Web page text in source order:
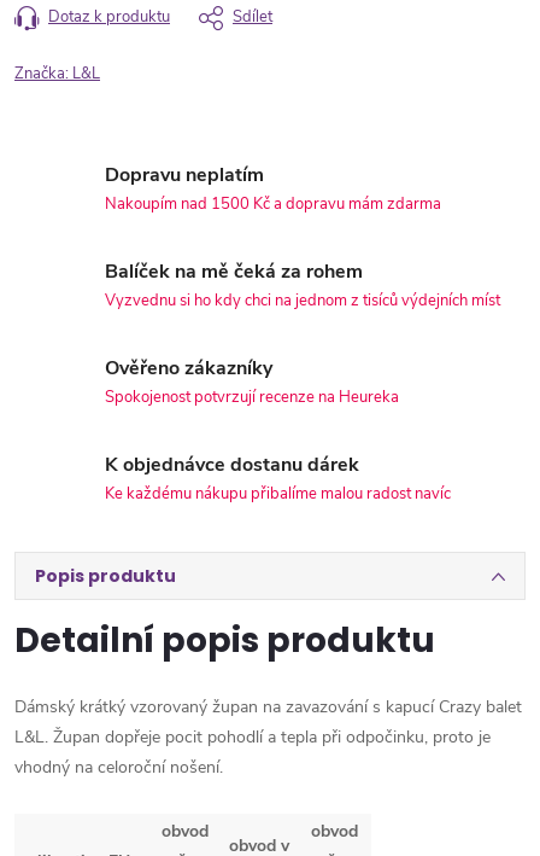
Dotaz k produktu Sdílet
Značka: L&L
Dopravu neplatím
Nakoupím nad 1500 Kč a dopravu mám zdarma
Balíček na mě čeká za rohem
Vyzvednu si ho kdy chci na jednom z tisíců výdejních míst
Ověřeno zákazníky
Spokojenost potvrzují recenze na Heureka
K objednávce dostanu dárek
Ke každému nákupu přibalíme malou radost navíc
Popis produktu
Detailní popis produktu
Dámský krátký vzorovaný župan na zavazování s kapucí Crazy balet
L&L. Župan dopřeje pocit pohodlí a tepla při odpočinku, proto je
vhodný na celoroční nošení.
obvod
obvod v
obvod